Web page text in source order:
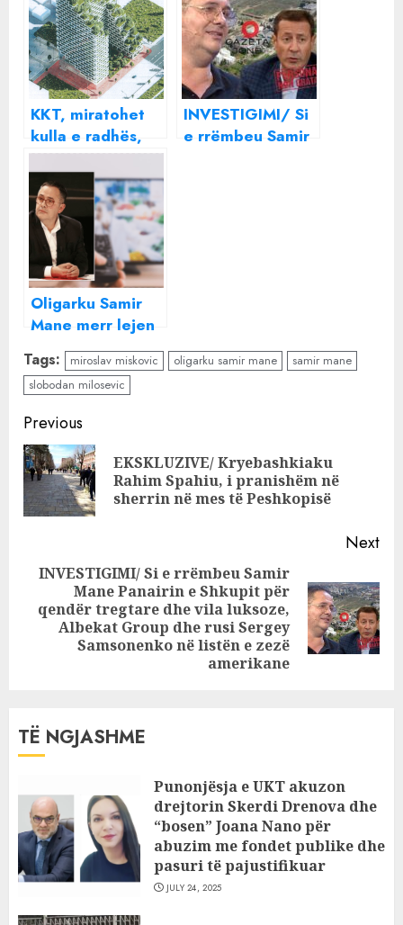
KKT, miratohet
kulla e radhës,
shfaqet hija e
Samir Mane dhe
grupeve të
Durrësit pas
kompanisë që do
ta ndërtojë .
Urbalb
Construction dhe
Lion
Construction..
INVESTIGIMI/ Si
e rrëmbeu Samir
Oligarku Samir
Mane merr lejen
tjetër për
kompleks vilash
në Tiranë,
fshatarët e zonës
nuk gëzojnë dot
pronën e tyre
Tags: miroslav miskovic oligarku samir mane
samir mane
slobodan milosevic
Continue
Reading
Previous
EKSKLUZIVE/ Kryebashkiaku
Rahim Spahiu, i pranishëm në
sherrin në mes të Peshkopisë
Next
Next
post:
INVESTIGIMI/ Si e rrëmbeu Samir
Mane Panairin e Shkupit për
qendër tregtare dhe vila luksoze,
Albekat Group dhe rusi Sergey
Samsonenko në listën e zezë
amerikane
TË NGJASHME
Punonjësja e UKT akuzon
drejtorin Skerdi Drenova dhe
“bosen” Joana Nano për
abuzim me fondet publike dhe
pasuri të pajustifikuar
JULY 24, 2025